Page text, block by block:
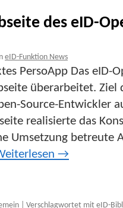
des eID-
eID-Funktion News
PersoApp Das eID-
überarbeitet. Ziel
Source-Entwickler
realisierte das
Umsetzung betreute
→
Verschlagwortet mit eID-